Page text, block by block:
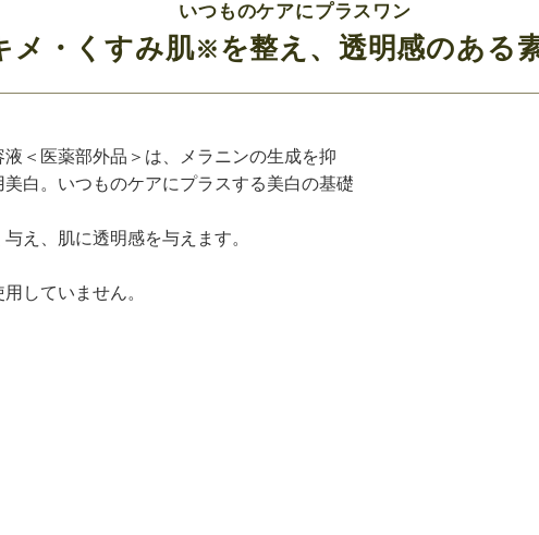
いつものケアにプラスワン
メ・くすみ肌※ を整え、透明感のある
＜医薬部外品＞は、メラニンの生成を抑
白。いつものケアにプラスする美白の基礎
え、肌に透明感を与えます。
していません。